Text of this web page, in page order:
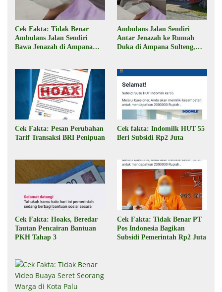
Cek Fakta: Tidak Benar
Ambulans Jalan Sendiri
Bawa Jenazah di Ampana
Ambulans Jalan Sendiri
Antar Jenazah ke Rumah
Duka di Ampana Sulteng,
Cek Fakta: Pesan Perubahan
Tarif Transaksi BRI Penipuan
Cek fakta: Indomilk HUT 55
Beri Subsidi Rp2 Juta
Cek Fakta: Hoaks, Beredar
Tautan Pencairan Bantuan
PKH Tahap 3
Cek Fakta: Tidak Benar PT
Pos Indonesia Bagikan
Subsidi Pemerintah Rp2 Juta